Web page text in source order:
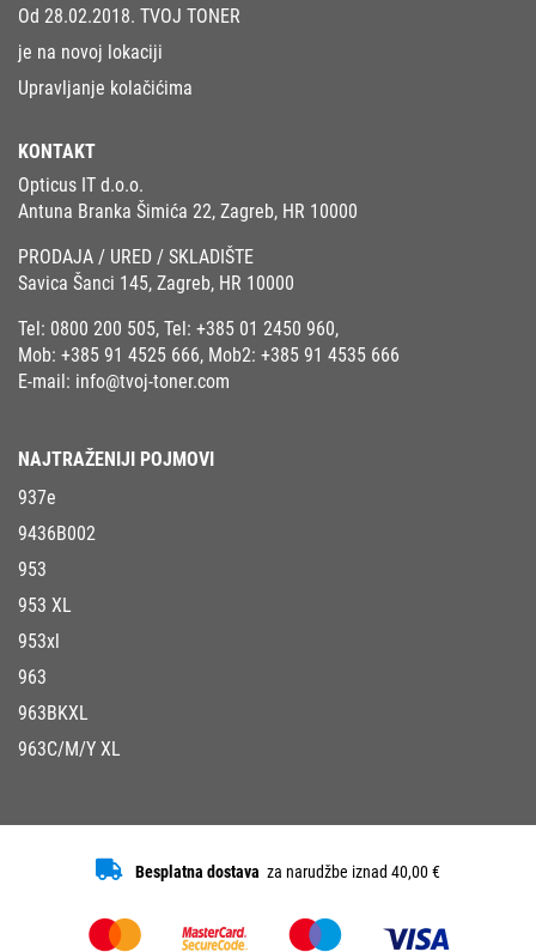
Od 28.02.2018. TVOJ TONER
je na novoj lokaciji
Upravljanje kolačićima
KONTAKT
Opticus IT d.o.o.
Antuna Branka Šimića 22, Zagreb, HR 10000
PRODAJA / URED / SKLADIŠTE
Savica Šanci 145, Zagreb, HR 10000
Tel: 0800 200 505, Tel: +385 01 2450 960,
Mob: +385 91 4525 666, Mob2: +385 91 4535 666
E-mail: info@tvoj-toner.com
NAJTRAŽENIJI POJMOVI
937e
9436B002
953
953 XL
953xl
963
963BKXL
963C/M/Y XL
Besplatna dostava za narudžbe iznad 40,00 €